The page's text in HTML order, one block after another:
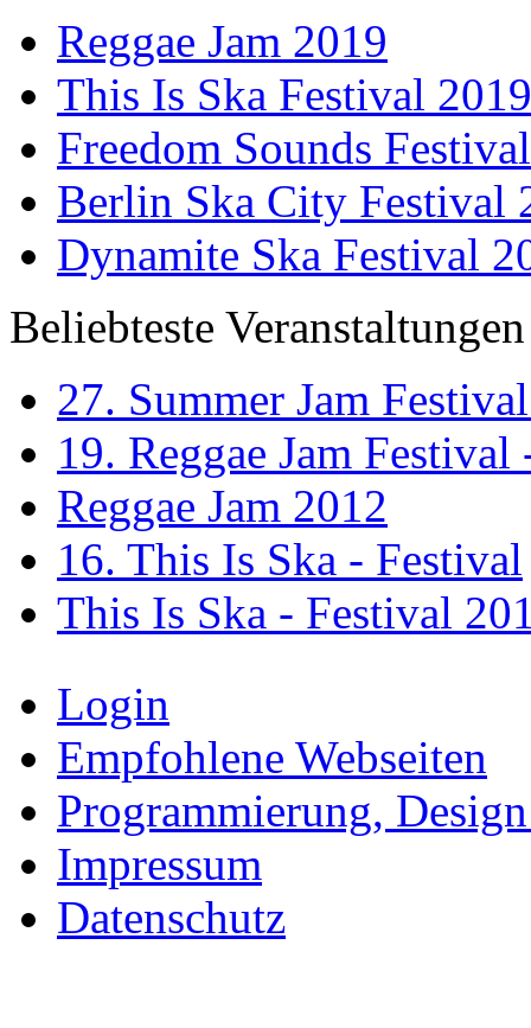
Reggae Jam 2019
This Is Ska Festival 2019
Freedom Sounds
Berlin Ska City Festival
Dynamite Ska Festival
Beliebteste Veranstaltungen
27. Summer Jam
19. Reggae Jam
Reggae Jam 2012
16. This Is Ska - Festival
This Is Ska - Festival
Login
Empfohlene Webseiten
Programmierung,
Impressum
Datenschutz